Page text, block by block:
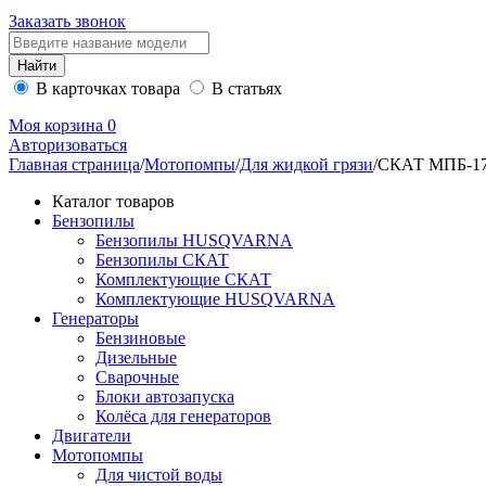
Заказать звонок
В карточках товара
В статьях
Моя корзина 0
Авторизоваться
Главная страница/Мотопомпы/Для жидкой грязи/СКАТ МПБ-
Каталог товаров
Бензопилы
Бензопилы HUSQVARNA
Бензопилы СКАТ
Комплектующие СКАТ
Комплектующие HUSQVARNA
Генераторы
Бензиновые
Дизельные
Сварочные
Блоки автозапуска
Колёса для генераторов
Двигатели
Мотопомпы
Для чистой воды